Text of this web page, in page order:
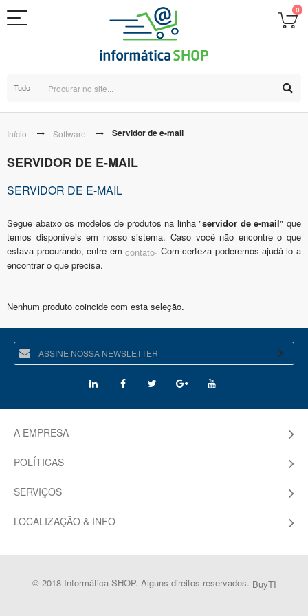
0
Tudo
Início Software Servidor de e-mail
SERVIDOR DE E-MAIL
SERVIDOR DE E-MAIL
Segue abaixo os modelos de produtos na linha "servidor de e-mail" que
temos disponíveis em nosso sistema. Caso você não encontre o que
estava procurando, entre emcontato. Com certeza poderemos ajudá-lo a
encontrar o que precisa.
Nenhum produto coincide com esta seleção.
A EMPRESA
POLÍTICAS
SERVIÇOS
LOCALIZAÇÃO & INFO
© 2018 Informática SHOP. Alguns direitos reservados. BuyTI